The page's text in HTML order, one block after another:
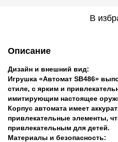
В
Описание
Дизайн и внешний вид:
Игрушка «Автомат SB486»
стиле, с ярким и
имитирующим настоящее
Корпус автомата имеет
привлекательные элементы,
привлекательным для детей.
Материалы и безопасность: